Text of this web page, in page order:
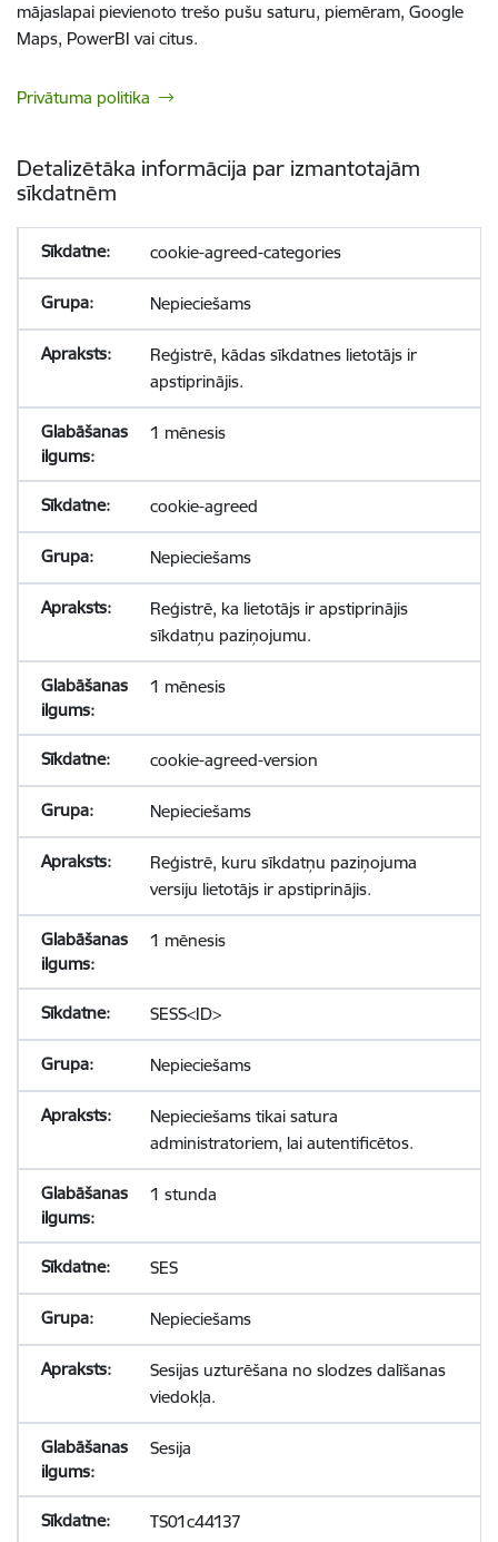
mājaslapai pievienoto trešo pušu saturu, piemēram, Google
Maps, PowerBI vai citus.
Privātuma politika
Detalizētāka informācija par izmantotajām
sīkdatnēm
cookie-agreed-categories
Nepieciešams
Reģistrē, kādas sīkdatnes lietotājs ir
apstiprinājis.
1 mēnesis
cookie-agreed
Nepieciešams
Reģistrē, ka lietotājs ir apstiprinājis
sīkdatņu paziņojumu.
1 mēnesis
cookie-agreed-version
Nepieciešams
Reģistrē, kuru sīkdatņu paziņojuma
versiju lietotājs ir apstiprinājis.
1 mēnesis
SESS<ID>
Nepieciešams
Nepieciešams tikai satura
administratoriem, lai autentificētos.
1 stunda
SES
Nepieciešams
Sesijas uzturēšana no slodzes dalīšanas
viedokļa.
Sesija
TS01c44137